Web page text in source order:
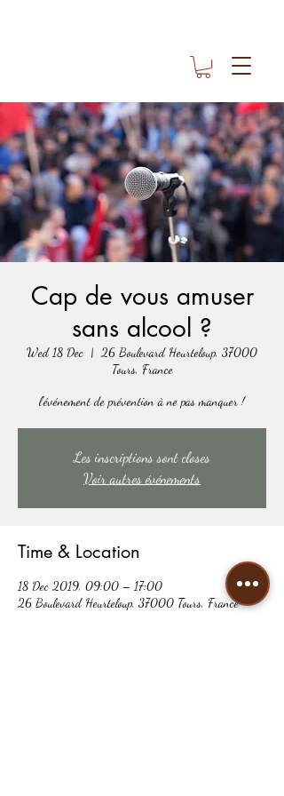
Cap de vous amuser
sans alcool ?
Wed 18 Dec
  |
26 Boulevard Heurteloup, 37000
Tours, France
l'événement de prévention à ne pas manquer !
Les inscriptions sont closes
Voir autres événements
Time & Location
18 Dec 2019, 09:00 – 17:00
26 Boulevard Heurteloup, 37000 Tours, France